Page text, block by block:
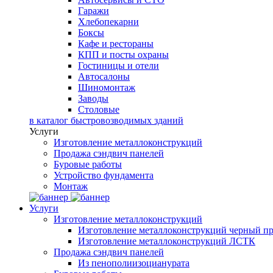
Гаражи
Хлебопекарни
Боксы
Кафе и рестораны
КПП и посты охраны
Гостиницы и отели
Автосалоны
Шиномонтаж
Заводы
Столовые
в каталог быстровозводимых зданий
Услуги
Изготовление металлоконструкций
Продажа сэндвич панелей
Буровые работы
Устройство фундамента
Монтаж
Услуги
Изготовление металлоконструкций
Изготовление металлоконструкций черный
Изготовление металлоконструкций ЛСТК
Продажа сэндвич панелей
Из пенополиизоцианурата